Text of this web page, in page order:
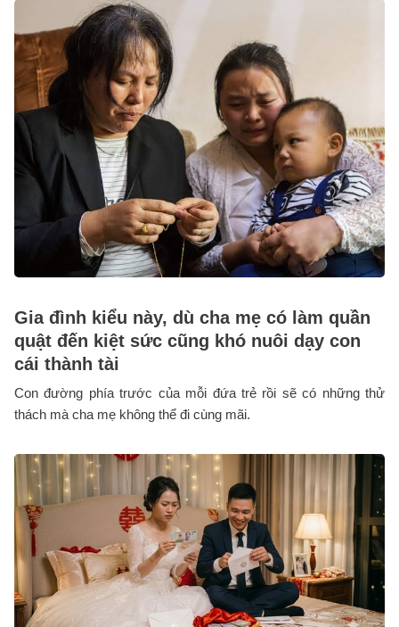
Gia đình kiểu này, dù cha mẹ có làm quần
quật đến kiệt sức cũng khó nuôi dạy con
cái thành tài
Con đường phía trước của mỗi đứa trẻ rồi sẽ có những thử
thách mà cha mẹ không thể đi cùng mãi.